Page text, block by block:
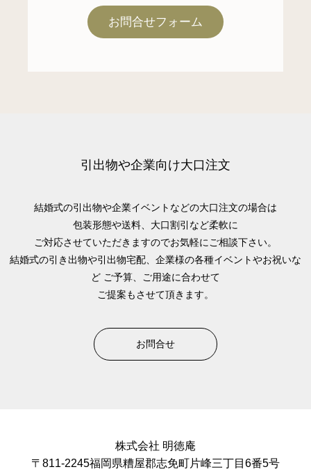
お問合せフォーム
引出物や企業向け大口注文
結婚式の引出物や企業イベントなどの大口注文の場合は
包装形態や送料、大口割引など柔軟に
ご対応させていただきますのでお気軽にご相談下さい。
結婚式の引き出物や引出物宅配、企業様の各種イベントやお祝いな
ど ご予算、ご用途に合わせて
ご提案もさせて頂きます。
お問合せ
株式会社 明徳庵
〒811-2245福岡県糟屋郡志免町片峰三丁目6番5号